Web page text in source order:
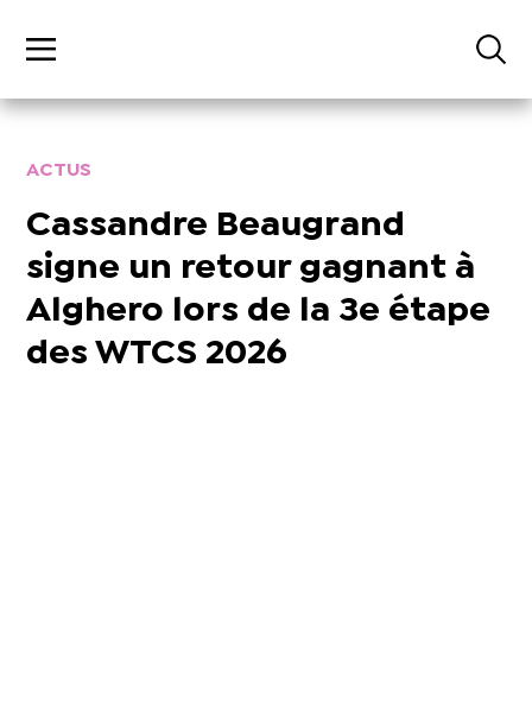
ACTUS
Cassandre Beaugrand
signe un retour gagnant à
Alghero lors de la 3e étape
des WTCS 2026